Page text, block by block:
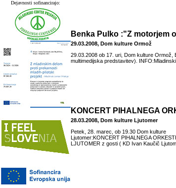
Dejavnosti sofinancirajo:
Benka Pulko :"Z motorjem
29.03.2008, Dom kulture Ormož
29.03.2008 ob 17. uri, Dom kulture
multimedijska predstavitev).
KONCERT PIHALNEGA
28.03.2008, Dom kulture Ljutomer
Petek, 28. marec, ob 19.30 Dom kulture
Ljutomer:KONCERT PIHALNEGA
LJUTOMER z gosti ( KD Ivan Kaučič